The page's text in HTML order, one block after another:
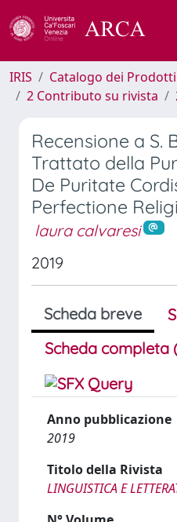
IRIS
Catalogo dei
2 Contributo su rivista
Recensione a S.
Trattato della
De Puritate
Perfectione
laura calvaresi
2019
Scheda breve
Scheda completa
Anno pubblicazione
2019
Titolo della Rivista
LINGUISTICA E